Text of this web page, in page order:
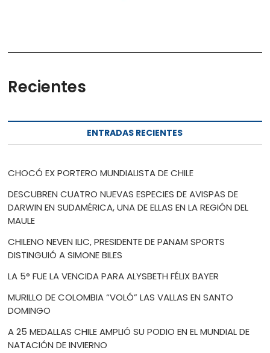
Recientes
ENTRADAS RECIENTES
CHOCÓ EX PORTERO MUNDIALISTA DE CHILE
DESCUBREN CUATRO NUEVAS ESPECIES DE AVISPAS DE
DARWIN EN SUDAMÉRICA, UNA DE ELLAS EN LA REGIÓN DEL
MAULE
CHILENO NEVEN ILIC, PRESIDENTE DE PANAM SPORTS
DISTINGUIÓ A SIMONE BILES
LA 5° FUE LA VENCIDA PARA ALYSBETH FÉLIX BAYER
MURILLO DE COLOMBIA “VOLÓ” LAS VALLAS EN SANTO
DOMINGO
A 25 MEDALLAS CHILE AMPLIÓ SU PODIO EN EL MUNDIAL DE
NATACIÓN DE INVIERNO